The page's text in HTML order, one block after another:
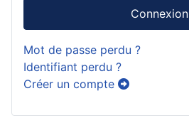
Connexion
Mot de passe perdu ?
Identifiant perdu ?
Créer un compte